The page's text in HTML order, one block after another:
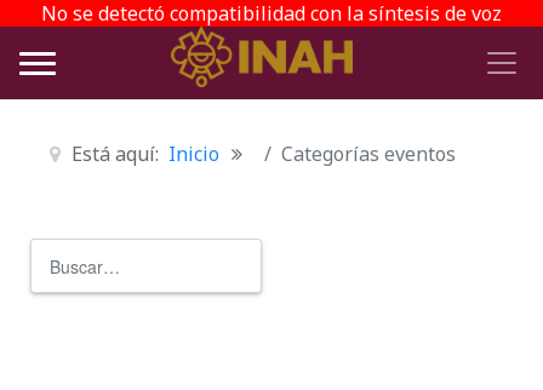
No se detectó compatibilidad con la síntesis de voz
Está aquí: Inicio Categorías eventos